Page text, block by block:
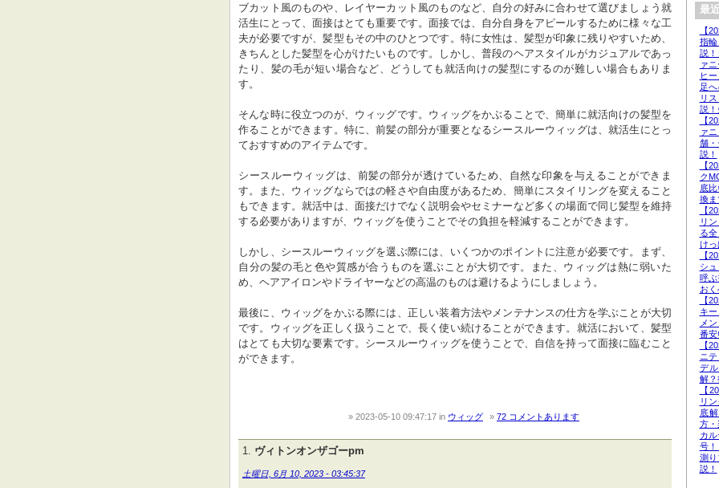
ブカット風のものや、レイヤーカット風のものなど、自分の好みに合わせて選びましょう就
活生にとって、面接はとても重要です。面接では、自分自身をアピールするために様々な工
夫が必要ですが、髪型もその中のひとつです。特に女性は、髪型が印象に残りやすいため、
きちんとした髪型を心がけたいものです。しかし、普段のヘアスタイルがカジュアルであっ
たり、髪の毛が短い場合など、どうしても就活向けの髪型にするのが難しい場合もありま
す。
そんな時に役立つのが、ウィッグです。ウィッグをかぶることで、簡単に就活向けの髪型を
作ることができます。特に、前髪の部分が重要となるシースルーウィッグは、就活生にとっ
ておすすめのアイテムです。
シースルーウィッグは、前髪の部分が透けているため、自然な印象を与えることができま
す。また、ウィッグならではの軽さや自由度があるため、簡単にスタイリングを変えること
もできます。就活中は、面接だけでなく説明会やセミナーなど多くの場面で同じ髪型を維持
する必要がありますが、ウィッグを使うことでその負担を軽減することができます。
しかし、シースルーウィッグを選ぶ際には、いくつかのポイントに注意が必要です。まず、
自分の髪の毛と色や質感が合うものを選ぶことが大切です。また、ウィッグは熱に弱いた
め、ヘアアイロンやドライヤーなどの高温のものは避けるようにしましょう。
最後に、ウィッグをかぶる際には、正しい装着方法やメンテナンスの仕方を学ぶことが大切
です。ウィッグを正しく扱うことで、長く使い続けることができます。就活において、髪型
はとても大切な要素です。シースルーウィッグを使うことで、自信を持って面接に臨むこと
ができます。
2023-05-10 09:47:17 in ウィッグ 72 コメントあります
ヴィトンオンザゴーpm
土曜日, 6月 10, 2023 - 03:45:37
最
【
指
説
ァ
ヒ
足
リ
説！
【
ァ
舗
説！
【
ク
底
換ま
【
リ
る
けっ
【
シ
呼
お
【
キ
メ
番安
【
ニ
デ
解？
【
リ
底
方・
カ
号
測
説！